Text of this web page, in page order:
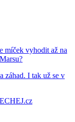
míček vyhodit až na
záhad. I tak už se v